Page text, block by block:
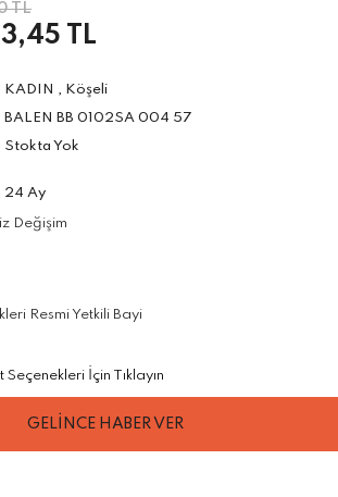
TL
TL
KADIN , Köşeli
BALEN BB 0102SA 004 57
Stokta Yok
24 Ay
Değişim
Resmi Yetkili Bayi
İçin Tıklayın
GELİNCE HABER VER